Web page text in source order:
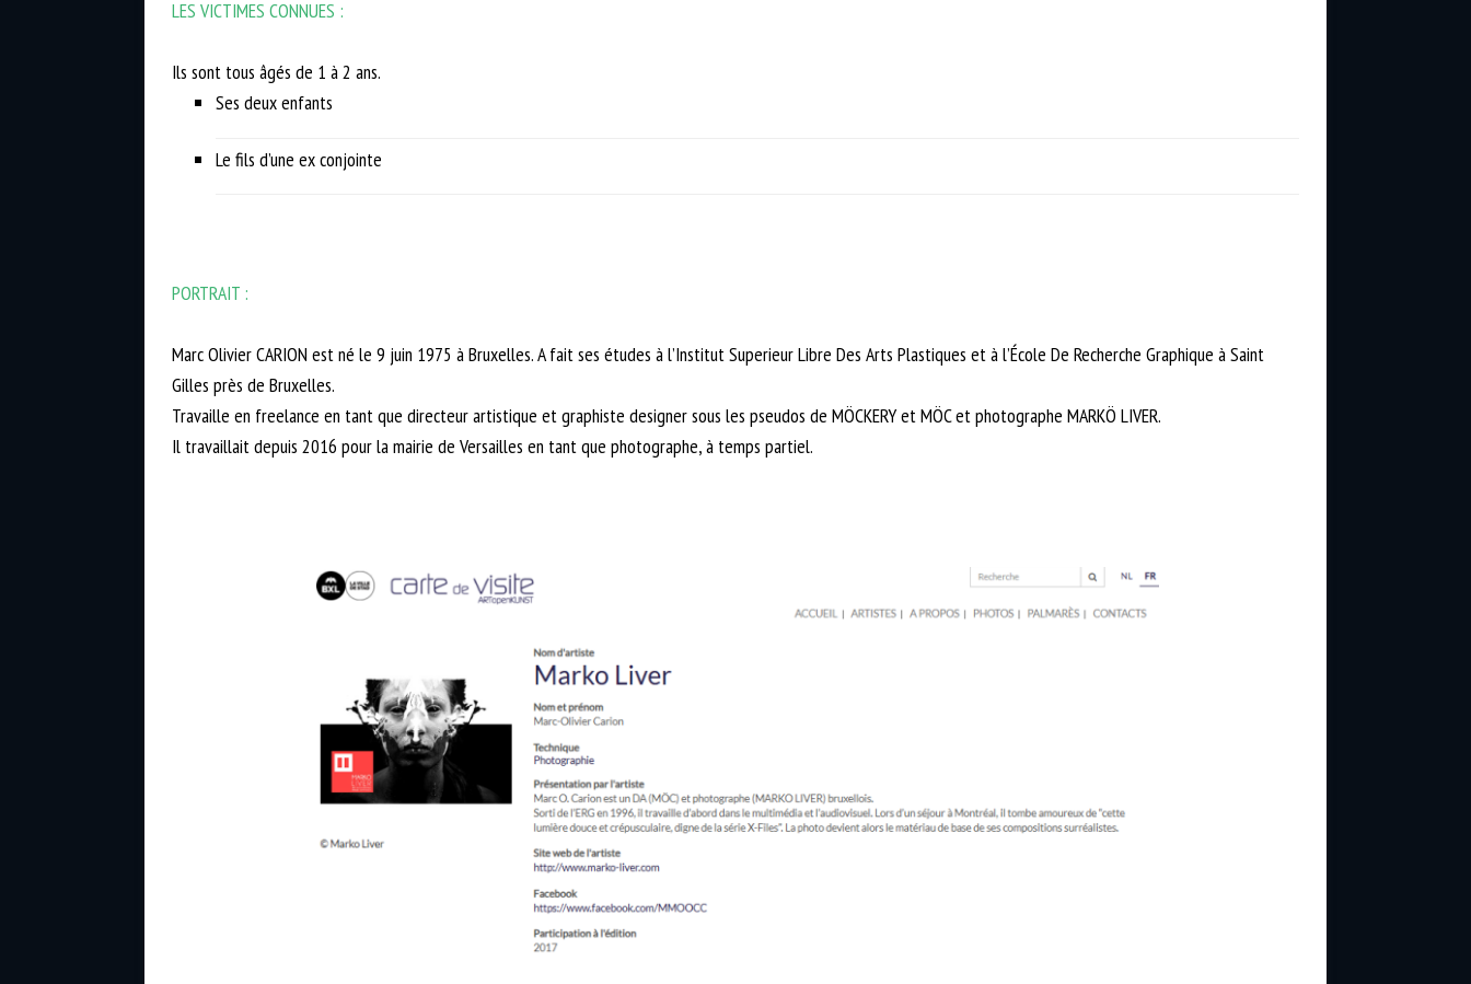
LES VICTIMES CONNUES :
Ils sont tous âgés de 1 à 2 ans.
Ses deux enfants
Le fils d’une ex conjointe
PORTRAIT :
Marc Olivier CARION est né le 9 juin 1975 à Bruxelles. A fait ses études à l’Institut Superieur Libre Des Arts Plastiques et à l’École De Recherche Graphique à Saint
Gilles près de Bruxelles.
Travaille en freelance en tant que directeur artistique et graphiste designer sous les pseudos de MÖCKERY et MÖC et photographe MARKÖ LIVER.
Il travaillait depuis 2016 pour la mairie de Versailles en tant que photographe, à temps partiel.